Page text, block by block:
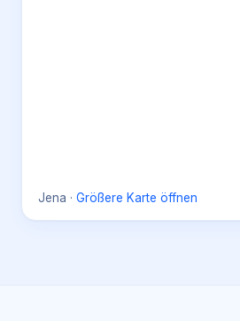
Jena · Größere Karte öffnen